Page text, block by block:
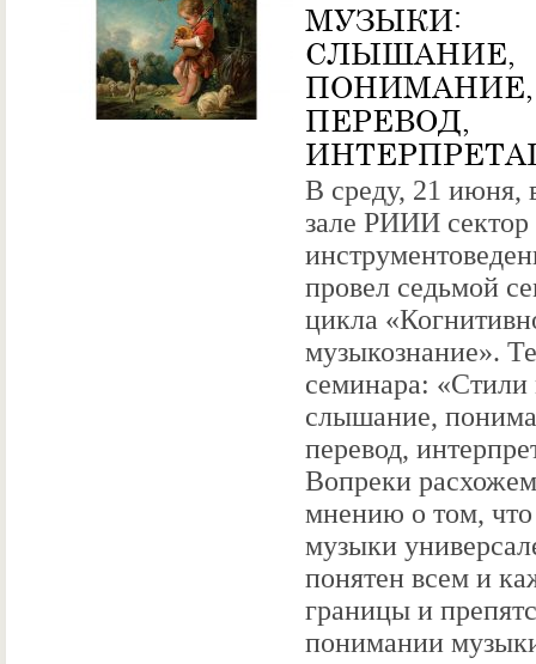
МУЗЫКИ:
СЛЫШАНИЕ,
ПОНИМАНИЕ,
ПЕРЕВОД,
В среду, 21 июня,
зале РИИИ сектор
провел седьмой
цикла
музыкознание».
семинара:
слышание,
перевод,
Вопреки
мнению о том,
музыки
понятен всем и
границы и
понимании